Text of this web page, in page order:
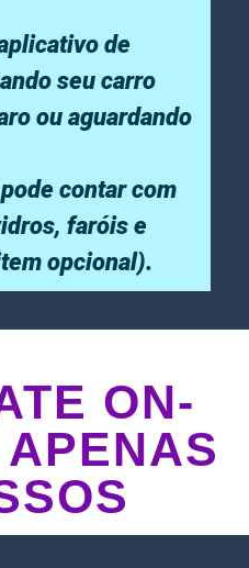
de
seu carro
ou aguardando
contar com
faróis e
opcional).
ON-